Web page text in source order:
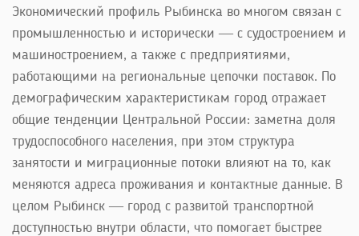
Экономический профиль Рыбинска во многом связан с
промышленностью и исторически — с судостроением и
машиностроением, а также с предприятиями,
работающими на региональные цепочки поставок. По
демографическим характеристикам город отражает
общие тенденции Центральной России: заметна доля
трудоспособного населения, при этом структура
занятости и миграционные потоки влияют на то, как
меняются адреса проживания и контактные данные. В
целом Рыбинск — город с развитой транспортной
доступностью внутри области, что помогает быстрее